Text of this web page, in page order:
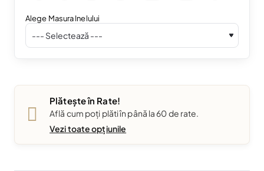
Alege Masura Inelului
Plătește în Rate!
Află cum poți plăti în până la 60 de rate.
Vezi toate opțiunile